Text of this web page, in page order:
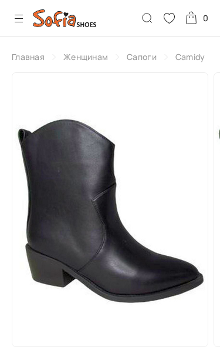
0
Главная Женщинам Сапоги Camidy